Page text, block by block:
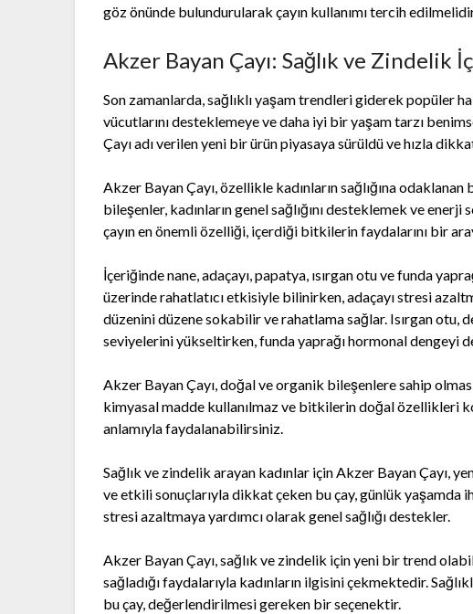
göz önünde bulundurularak çayın kullanımı tercih
Akzer Bayan Çayı: Sağlık ve Zindelik
Son zamanlarda, sağlıklı yaşam trendleri giderek popüler
vücutlarını desteklemeye ve daha iyi bir yaşam tarzı
Çayı adı verilen yeni bir ürün piyasaya sürüldü ve hızla
Akzer Bayan Çayı, özellikle kadınların sağlığına
bileşenler, kadınların genel sağlığını desteklemek ve
çayın en önemli özelliği, içerdiği bitkilerin faydalarını bir
İçeriğinde nane, adaçayı, papatya, ısırgan otu ve funda
üzerinde rahatlatıcı etkisiyle bilinirken, adaçayı stresi
düzenini düzene sokabilir ve rahatlama sağlar. Isırgan otu,
seviyelerini yükseltirken, funda yaprağı hormonal dengeyi
Akzer Bayan Çayı, doğal ve organik bileşenlere sahip
kimyasal madde kullanılmaz ve bitkilerin doğal özellikleri
anlamıyla faydalanabilirsiniz.
Sağlık ve zindelik arayan kadınlar için Akzer Bayan Çayı,
ve etkili sonuçlarıyla dikkat çeken bu çay, günlük yaşamda
stresi azaltmaya yardımcı olarak genel sağlığı destekler.
Akzer Bayan Çayı, sağlık ve zindelik için yeni bir trend
sağladığı faydalarıyla kadınların ilgisini çekmektedir.
bu çay, değerlendirilmesi gereken bir seçenektir.